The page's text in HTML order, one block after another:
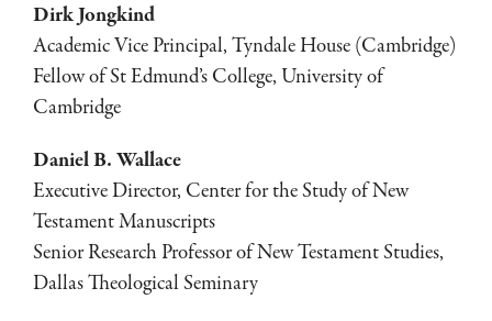
Dirk Jongkind
Academic Vice Principal, Tyndale House (Cambridge)
Fellow of St Edmund’s College, University of
Cambridge
Daniel B. Wallace
Executive Director, Center for the Study of New
Testament Manuscripts
Senior Research Professor of New Testament Studies,
Dallas Theological Seminary